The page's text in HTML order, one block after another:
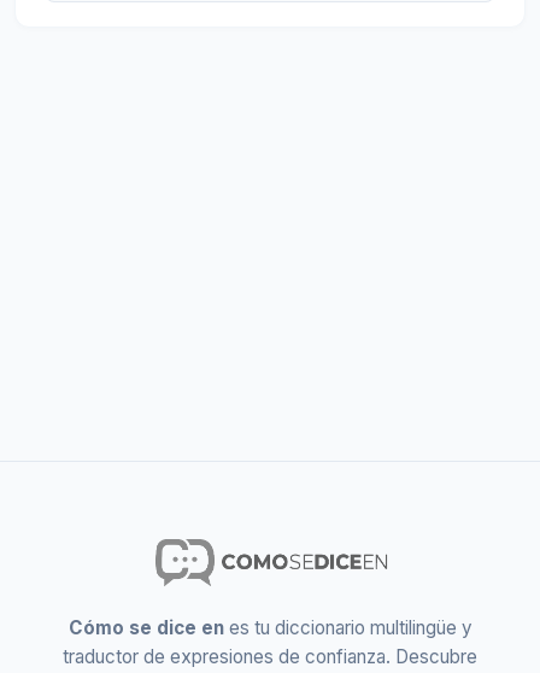
Cómo se dice enes tu diccionario multilingüe y
traductor de expresiones de confianza. Descubre